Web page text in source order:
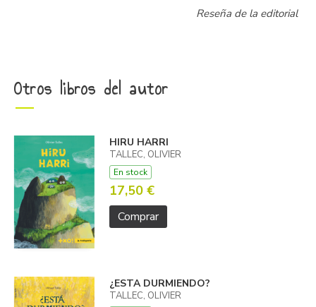
Reseña de la editorial
Otros libros del autor
HIRU HARRI
TALLEC, OLIVIER
En stock
17,50 €
Comprar
¿ESTA DURMIENDO?
TALLEC, OLIVIER